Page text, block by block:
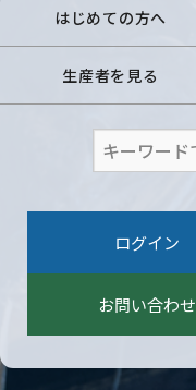
はじめての方へ
生産者を見る
ログイン
お問い合わせ